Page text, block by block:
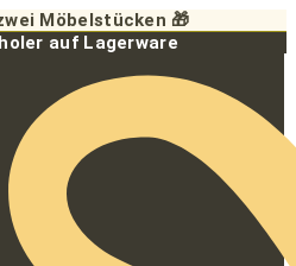
Möbelstücken 🎁
auf Lagerware